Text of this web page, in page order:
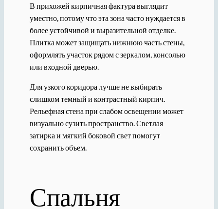
В прихожей кирпичная фактура выглядит
уместно, потому что эта зона часто нуждается в
более устойчивой и выразительной отделке.
Плитка может защищать нижнюю часть стены,
оформлять участок рядом с зеркалом, консолью
или входной дверью.
Для узкого коридора лучше не выбирать
слишком темный и контрастный кирпич.
Рельефная стена при слабом освещении может
визуально сузить пространство. Светлая
затирка и мягкий боковой свет помогут
сохранить объем.
Спальня